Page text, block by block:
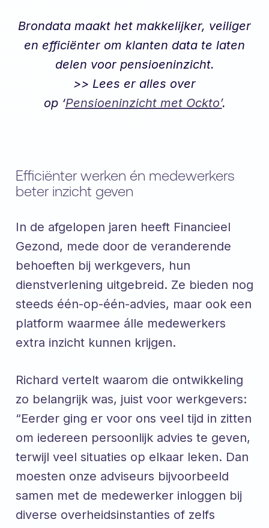
Brondata maakt het makkelijker, veiliger
en efficiënter om klanten data te laten
delen voor pensioeninzicht.
>> Lees er alles over
op ‘Pensioeninzicht met Ockto’.
Efficiënter werken én medewerkers
beter inzicht geven
In de afgelopen jaren heeft Financieel
Gezond, mede door de veranderende
behoeften bij werkgevers, hun
dienstverlening uitgebreid. Ze bieden nog
steeds één-op-één-advies, maar ook een
platform waarmee álle medewerkers
extra inzicht kunnen krijgen.
Richard vertelt waarom die ontwikkeling
zo belangrijk was, juist voor werkgevers:
“Eerder ging er voor ons veel tijd in zitten
om iedereen persoonlijk advies te geven,
terwijl veel situaties op elkaar leken. Dan
moesten onze adviseurs bijvoorbeeld
samen met de medewerker inloggen bij
diverse overheidsinstanties of zelfs